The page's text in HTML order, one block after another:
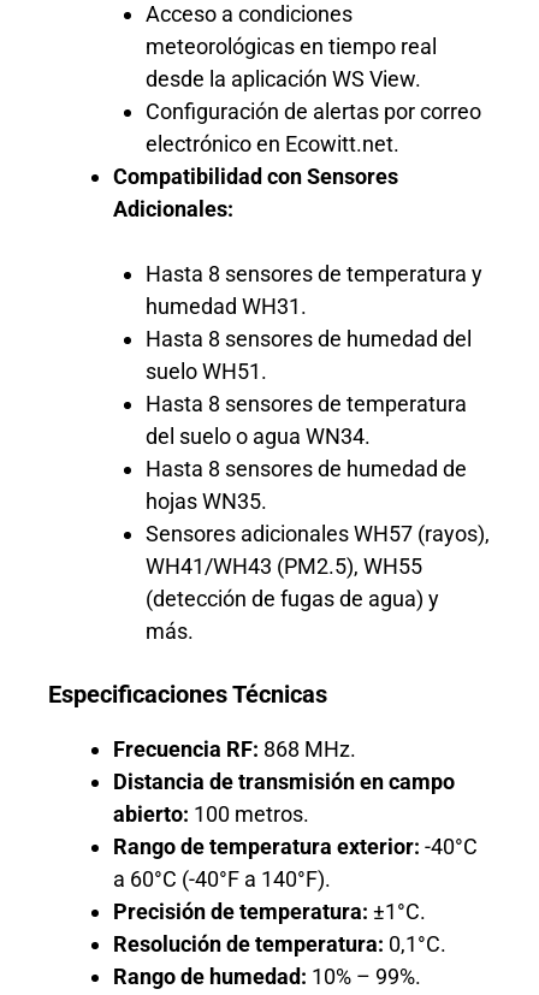
Acceso a condiciones
meteorológicas en tiempo real
desde la aplicación WS View.
Configuración de alertas por correo
electrónico en Ecowitt.net.
Compatibilidad con Sensores
Adicionales:
Hasta 8 sensores de temperatura y
humedad WH31.
Hasta 8 sensores de humedad del
suelo WH51.
Hasta 8 sensores de temperatura
del suelo o agua WN34.
Hasta 8 sensores de humedad de
hojas WN35.
Sensores adicionales WH57 (rayos),
WH41/WH43 (PM2.5), WH55
(detección de fugas de agua) y
más.
Especificaciones Técnicas
Frecuencia RF: 868 MHz.
Distancia de transmisión en campo
abierto: 100 metros.
Rango de temperatura exterior: -40°C
a 60°C (-40°F a 140°F).
Precisión de temperatura: ±1°C.
Resolución de temperatura: 0,1°C.
Rango de humedad: 10% – 99%.